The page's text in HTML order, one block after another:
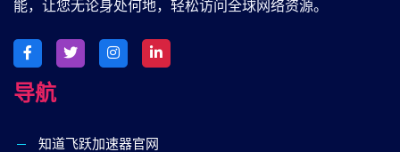
能，让您无论身处何地，轻松访问全球网络资源。
导航
知道飞跃加速器官网